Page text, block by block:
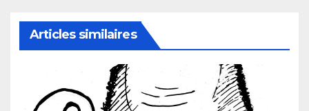
Articles similaires